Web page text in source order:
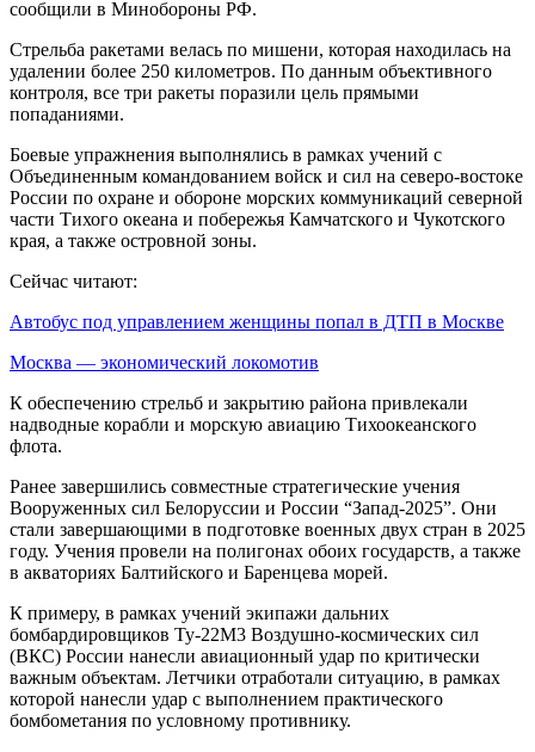
сообщили в Минобороны РФ.
Стрельба ракетами велась по мишени, которая находилась на
удалении более 250 километров. По данным объективного
контроля, все три ракеты поразили цель прямыми
попаданиями.
Боевые упражнения выполнялись в рамках учений с
Объединенным командованием войск и сил на северо-востоке
России по охране и обороне морских коммуникаций северной
части Тихого океана и побережья Камчатского и Чукотского
края, а также островной зоны.
Сейчас читают:
Автобус под управлением женщины попал в ДТП в Москве
Москва — экономический локомотив
К обеспечению стрельб и закрытию района привлекали
надводные корабли и морскую авиацию Тихоокеанского
флота.
Ранее завершились совместные стратегические учения
Вооруженных сил Белоруссии и России “Запад-2025”. Они
стали завершающими в подготовке военных двух стран в 2025
году. Учения провели на полигонах обоих государств, а также
в акваториях Балтийского и Баренцева морей.
К примеру, в рамках учений экипажи дальних
бомбардировщиков Ту-22М3 Воздушно-космических сил
(ВКС) России нанесли авиационный удар по критически
важным объектам. Летчики отработали ситуацию, в рамках
которой нанесли удар с выполнением практического
бомбометания по условному противнику.